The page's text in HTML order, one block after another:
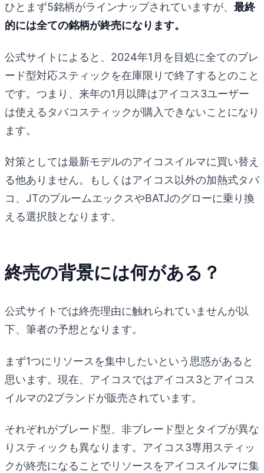
ひとまず5銘柄がラインナップされていますが、 最終
的には全ての銘柄が終売になります。
公式サイトによると、2024年1月を目処に全てのブレ
ード型対応スティックを在庫限りで終了するとのこと
です。つまり、来年の1月以降はアイコス3ユーザー
は使えるタバコスティックが購入できないことになり
ます。
対策としては最新モデルのアイコスイルマに買い替え
る他ありません。もしくはアイコス以外の加熱式タバ
コ、JTのプルームエックスやBATJのグローに乗り換
える選択肢となります。
終売の背景には何がある？
公式サイトでは終売理由に触れられていませんが以
下、筆者の予想となります。
まず1つにリソースを集中したいという思惑があると
思います。現在、アイコスではアイコス3とアイコス
イルマの2ブランドが販売されています。
それぞれがブレード型、非ブレード型とタイプが異な
りスティックも異なります。アイコス3専用スティッ
クが終売になることでリソースをアイコスイルマに集